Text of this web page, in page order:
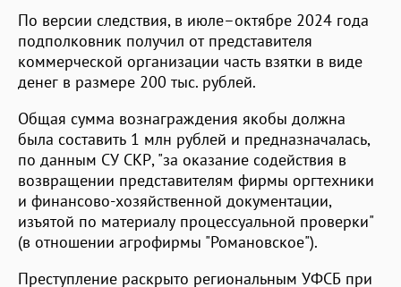
По версии следствия, в июле–октябре 2024 года
подполковник получил от представителя
коммерческой организации часть взятки в виде
денег в размере 200 тыс. рублей.
Общая сумма вознаграждения якобы должна
была составить 1 млн рублей и предназначалась,
по данным СУ СКР, "за оказание содействия в
возвращении представителям фирмы оргтехники
и финансово-хозяйственной документации,
изъятой по материалу процессуальной проверки"
(в отношении агрофирмы "Романовское").
Преступление раскрыто региональным УФСБ при